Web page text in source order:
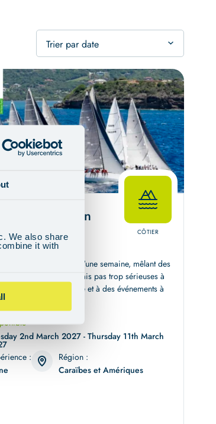
We also share
it with
Trier par date
CÔTIER
de Saint-Martin
de £2.649
cette régate exaltante d'une semaine, mêlant des
voiliers compétitives mais pas trop sérieuses à
caribéenne merveilleuse et à des événements à
2nd March 2027 - Thursday 11th March
:
Région :
Caraïbes et Amériques